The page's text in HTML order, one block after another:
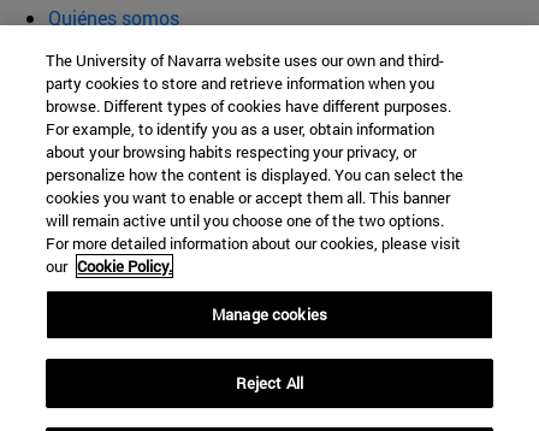
Quiénes somos
Aula abierta
Cátedra de Patrimonio y Arte Navarro
Facultad de Filosofía y Letras
Campus Universitario s/n
Navarra
España
Tel. +34 948 42 56 00
The University of Navarra website uses our own and third-
party cookies to store and retrieve information when you
browse. Different types of cookies have different purposes.
For example, to identify you as a user, obtain information
about your browsing habits respecting your privacy, or
personalize how the content is displayed. You can select the
cookies you want to enable or accept them all. This banner
will remain active until you choose one of the two options.
For more detailed information about our cookies, please visit
our Cookie Policy.
Manage cookies
Reject All